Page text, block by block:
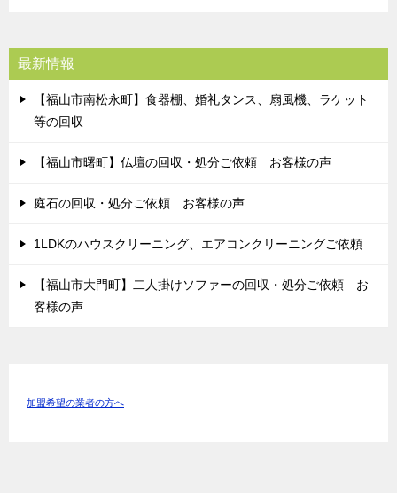
最新情報
【福山市南松永町】食器棚、婚礼タンス、扇風機、ラケット
等の回収
【福山市曙町】仏壇の回収・処分ご依頼 お客様の声
庭石の回収・処分ご依頼 お客様の声
1LDKのハウスクリーニング、エアコンクリーニングご依頼
【福山市大門町】二人掛けソファーの回収・処分ご依頼 お
客様の声
加盟希望の業者の方へ